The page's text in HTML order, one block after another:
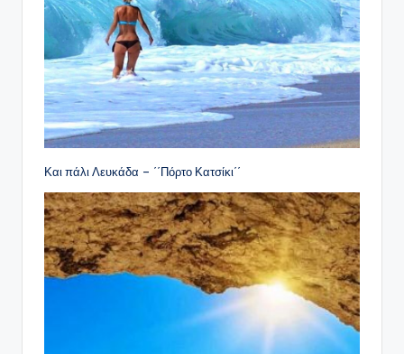
Και πάλι Λευκάδα – ΄΄Πόρτο Κατσίκι΄΄